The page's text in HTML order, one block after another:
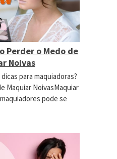
Perder o Medo de
Noivas
para maquiadoras?
Maquiar NoivasMaquiar
pode se